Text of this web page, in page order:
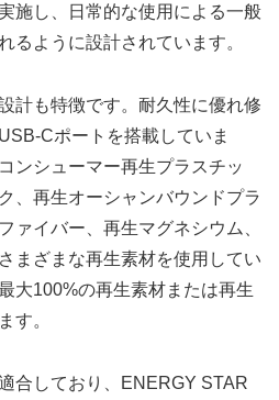
施し、日常的な使用による一般
るように設計されています。
計も特徴です。耐久性に優れ修
Cポートを搭載していま
ンシューマー再生プラスチッ
、再生オーシャンバウンドプラ
ァイバー、再生マグネシウム、
まざまな再生素材を使用してい
大100%の再生素材または再生
す。
合しており、ENERGY STAR